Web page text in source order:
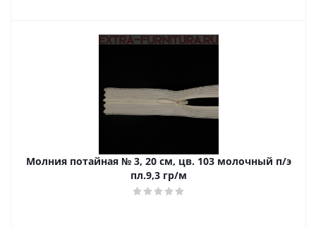
Молния потайная № 3, 20 см, цв. 103 молочный п/э
пл.9,3 гр/м